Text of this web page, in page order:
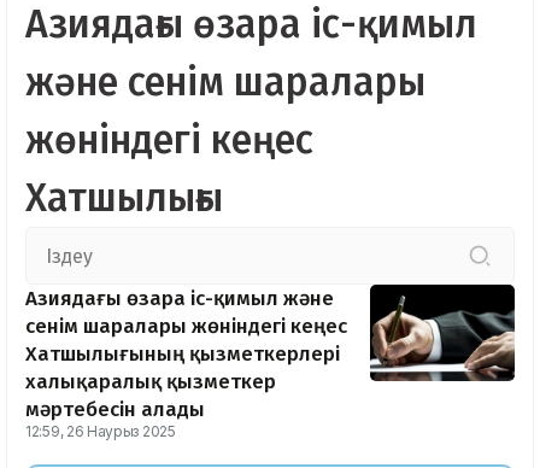
Азиядағы өзара іс-қимыл
және сенім шаралары
жөніндегі кеңес
Хатшылығы
Азиядағы өзара іс-қимыл және
сенім шаралары жөніндегі кеңес
Хатшылығының қызметкерлері
халықаралық қызметкер
мәртебесін алады
12:59, 26 Наурыз 2025